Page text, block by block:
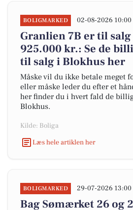
BOLIGMARKED 02-08-2026 10:00
Granlien 7B er til
925.000 kr.: Se de
til salg i Blokhus her
Måske vil du ikke betale meget
eller måske leder du efter et
her finder du i hvert fald de
Blokhus.
Kilde: Boliga
Læs hele artiklen her
BOLIGMARKED 29-07-2026 13:00
Bag Sømærket 26 og